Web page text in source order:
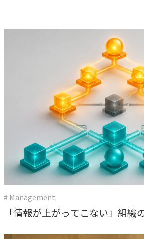
# Management
「情報が上がってこない」組織
限委譲と雑談が教えてくれたこ